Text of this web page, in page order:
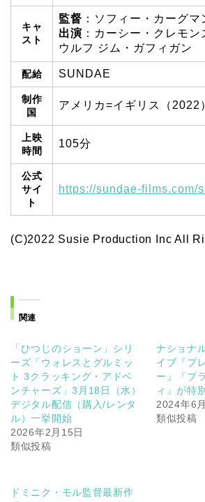
キャ
スト
監督 ：ソフィー・カーグマ
出演 ：カーシー・クレモン
ウルフ ジム・ガフィガン
配給 SUNDAE
制作
国
アメリカ=イギリス（2022
上映
時間
105分
公式
サイ
ト
https://sundae-films.com/
(C)2022 Susie Production Inc All
関連
「ひつじのショーン」シリ
ーズ「ウォレスとグルミッ
ト 3クラッキング・アドベ
ンチャーズ」3月18日（水）
デジタル配信（購入/レンタ
ル）一挙開始
2026年2月15日
類似投稿
ナショナ
イブ『プ
ー』『プ
ィ』が特
2024年6
類似投稿
ドミニク・モル監督最新作